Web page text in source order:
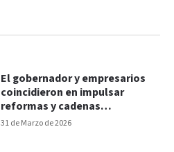
31 de Marzo de 2026
El gobernador y empresarios
coincidieron en impulsar
reformas y cadenas
estratégicas de valor